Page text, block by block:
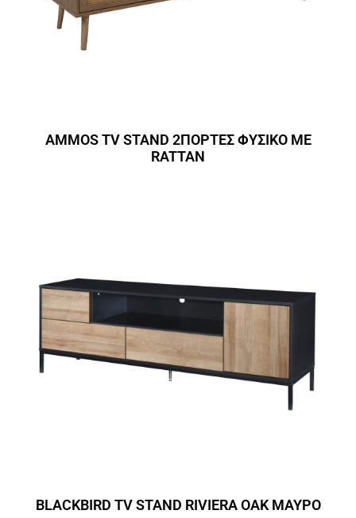
AMMOS TV STAND 2ΠΟΡΤΕΣ ΦΥΣΙΚΟ ΜΕ
RATTAN
BLACKBIRD TV STAND RIVIERA OAK ΜΑΥΡΟ